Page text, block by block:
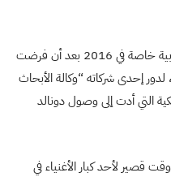
برز اسم بريغوجين، في وسائل الإعلام الغربية خاصة في 2016 بعد أن فرضت
إحدى شركاته “وكالة الأبحاث
التي أدت إلى وصول دونالد
قصير لأحد كبار الأغنياء في